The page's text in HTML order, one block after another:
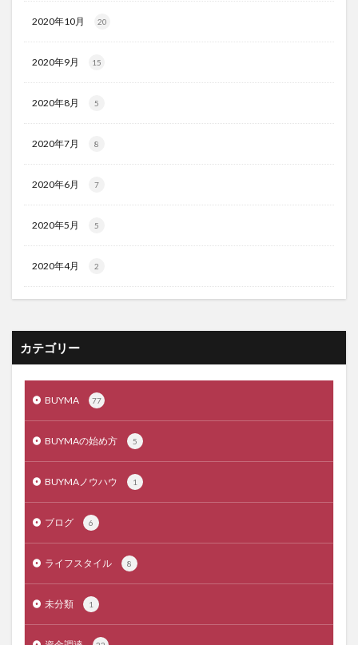
2020年10月 20
2020年9月 15
2020年8月 5
2020年7月 8
2020年6月 7
2020年5月 5
2020年4月 2
カテゴリー
BUYMA 77
BUYMAの始め方 5
BUYMAノウハウ 1
ブログ 6
ライフスタイル 8
未分類 1